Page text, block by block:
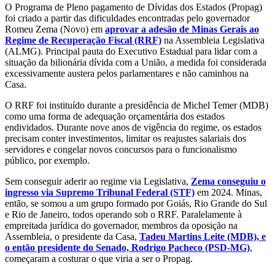
O Programa de Pleno pagamento de Dívidas dos Estados (Propag)
foi criado a partir das dificuldades encontradas pelo governador
Romeu Zema (Novo) em aprovar a adesão de Minas Gerais ao
Regime de Recuperação Fiscal (RRF) na Assembleia Legislativa
(ALMG). Principal pauta do Executivo Estadual para lidar com a
situação da bilionária dívida com a União, a medida foi considerada
excessivamente austera pelos parlamentares e não caminhou na
Casa.
O RRF foi instituído durante a presidência de Michel Temer (MDB)
como uma forma de adequação orçamentária dos estados
endividados. Durante nove anos de vigência do regime, os estados
precisam conter investimentos, limitar os reajustes salariais dos
servidores e congelar novos concursos para o funcionalismo
público, por exemplo.
Sem conseguir aderir ao regime via Legislativa, Zema conseguiu o
ingresso via Supremo Tribunal Federal (STF) em 2024. Minas,
então, se somou a um grupo formado por Goiás, Rio Grande do Sul
e Rio de Janeiro, todos operando sob o RRF. Paralelamente à
empreitada jurídica do governador, membros da oposição na
Assembleia, o presidente da Casa, Tadeu Martins Leite (MDB), e
o então presidente do Senado, Rodrigo Pacheco (PSD-MG),
começaram a costurar o que viria a ser o Propag.